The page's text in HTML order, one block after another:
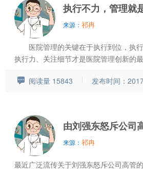
执行不力，管理就
来源： 祁冉
医院管理的关键在于执行到位，执行
执行力、关注细节才是医院管理创新的
阅读量 15843 发布时间：
由刘强东怒斥公司
来源： 祁冉
最近广泛流传关于刘强东怒斥公司高管